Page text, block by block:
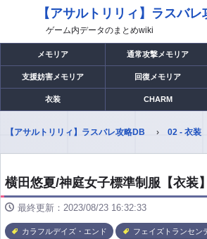
【アサルトリリィ】ラスバ
ゲーム内データのまとめwiki
メモリア 通常攻撃メモリア
支援妨害メモリア 回復メモリア
衣装 CHARM
【アサルトリリィ】ラスバレ攻略DB 02 - 衣装
横田悠夏/神庭女子標準制服【衣装】
最終更新：2023/08/23 16:32:33
カラフルデイズ・エンド フェイズトランセン